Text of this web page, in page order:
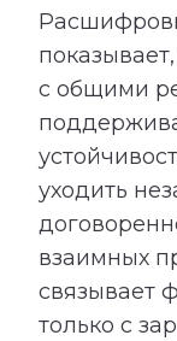
с общими
уходить
взаимных
связывает
только с